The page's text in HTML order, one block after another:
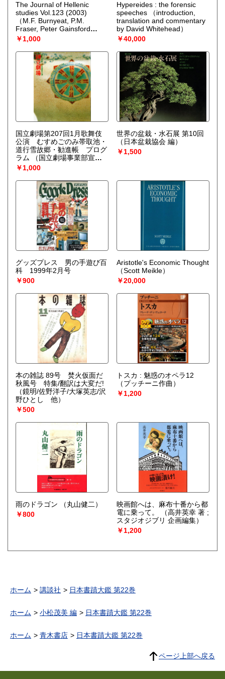
The Journal of Hellenic
studies Vol.123 (2003)
（M.F. Burnyeat, P.M.
Fraser, Peter Gainsford
(他)）
￥1,000
Hypereides : the forensic
speeches
（introduction,
translation and commentary
by David Whitehead）
￥40,000
国立劇場第207回1月歌舞伎
公演 むすめごのみ帯取池・
道行雪故郷・勧進帳 プログ
ラム
（国立劇場事業部宣伝
課）
￥1,000
世界の盆栽・水石展 第10回
（日本盆栽協会 編）
￥1,500
グッズプレス 男の手遊び百
科 1999年2月号
￥900
Aristotle's Economic Thought
（Scott Meikle）
￥20,000
本の雑誌 89号 焚火仮面だ
秋風号 特集/翻訳は大変だ!
（鏡明/佐野洋子/大塚英志/沢
野ひとし 他）
￥500
トスカ : 魅惑のオペラ12
（プッチーニ作曲）
￥1,200
雨のドラゴン
（丸山健二）
￥800
映画館へは、麻布十番から都
電に乗って。
（高井英幸 著 ;
スタジオジブリ 企画編集）
￥1,200
ホーム 講談社 日本書蹟大鑑 第22巻
ホーム 小松茂美 編 日本書蹟大鑑 第22巻
ホーム 青木書店 日本書蹟大鑑 第22巻
ページ上部へ戻る